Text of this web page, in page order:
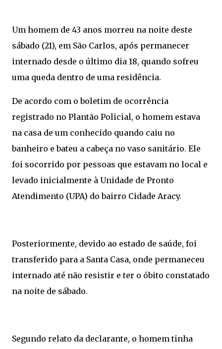
Um homem de 43 anos morreu na noite deste
sábado (21), em São Carlos, após permanecer
internado desde o último dia 18, quando sofreu
uma queda dentro de uma residência.
De acordo com o boletim de ocorrência
registrado no Plantão Policial, o homem estava
na casa de um conhecido quando caiu no
banheiro e bateu a cabeça no vaso sanitário. Ele
foi socorrido por pessoas que estavam no local e
levado inicialmente à Unidade de Pronto
Atendimento (UPA) do bairro Cidade Aracy.
Posteriormente, devido ao estado de saúde, foi
transferido para a Santa Casa, onde permaneceu
internado até não resistir e ter o óbito constatado
na noite de sábado.
Segundo relato da declarante, o homem tinha